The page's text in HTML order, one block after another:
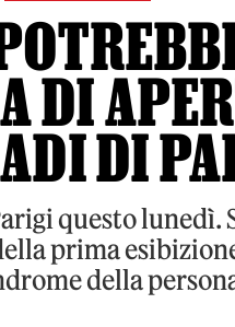
DI
DI
questo lunedì.
prima
della